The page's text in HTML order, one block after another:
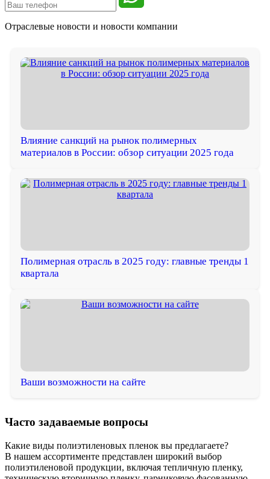
Отраслевые новости и новости компании
Влияние санкций на рынок полимерных
материалов в России: обзор ситуации 2025 года
Полимерная отрасль в 2025 году: главные тренды 1
квартала
Ваши возможности на сайте
Часто задаваемые вопросы
Какие виды полиэтиленовых пленок вы предлагаете?
В нашем ассортименте представлен широкий выбор
полиэтиленовой продукции, включая тепличную пленку,